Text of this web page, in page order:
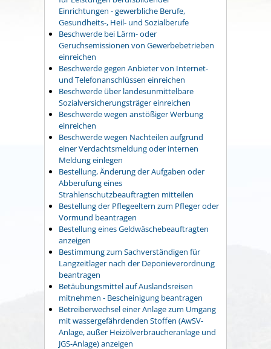
Einrichtungen - gewerbliche Berufe,
Gesundheits-, Heil- und Sozialberufe
Beschwerde bei Lärm- oder
Geruchsemissionen von Gewerbebetrieben
einreichen
Beschwerde gegen Anbieter von Internet-
und Telefonanschlüssen einreichen
Beschwerde über landesunmittelbare
Sozialversicherungsträger einreichen
Beschwerde wegen anstößiger Werbung
einreichen
Beschwerde wegen Nachteilen aufgrund
einer Verdachtsmeldung oder internen
Meldung einlegen
Bestellung, Änderung der Aufgaben oder
Abberufung eines
Strahlenschutzbeauftragten mitteilen
Bestellung der Pflegeeltern zum Pfleger oder
Vormund beantragen
Bestellung eines Geldwäschebeauftragten
anzeigen
Bestimmung zum Sachverständigen für
Langzeitlager nach der Deponieverordnung
beantragen
Betäubungsmittel auf Auslandsreisen
mitnehmen - Bescheinigung beantragen
Betreiberwechsel einer Anlage zum Umgang
mit wassergefährdenden Stoffen (AwSV-
Anlage, außer Heizölverbraucheranlage und
JGS-Anlage) anzeigen